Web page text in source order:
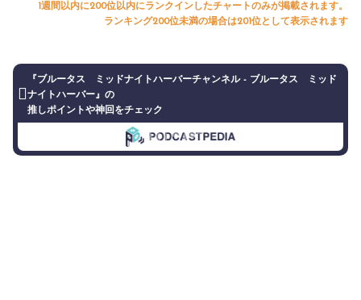
1週間以内に200位以内にランクインしたチャートのみが掲載されます。
ランキング200位未満の場合は201位として表示されます
『ブルータス ミッドナイトハーバーチャンネル - ブルータス ミッド
ナイトハーバー』の
推しポイントや神回をチェック